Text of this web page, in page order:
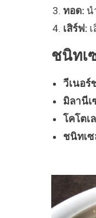
ทอด: น
เสิร์ฟ:
ชนิทเ
วีเนอร์
มิลานีเ
โคโตเ
ชนิทเซ